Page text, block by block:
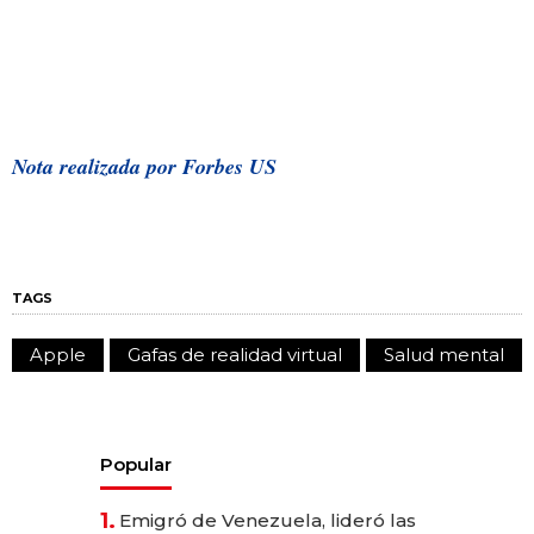
Nota realizada por Forbes US
TAGS
Apple Gafas de realidad virtual Salud mental
Popular
1. Emigró de Venezuela, lideró las